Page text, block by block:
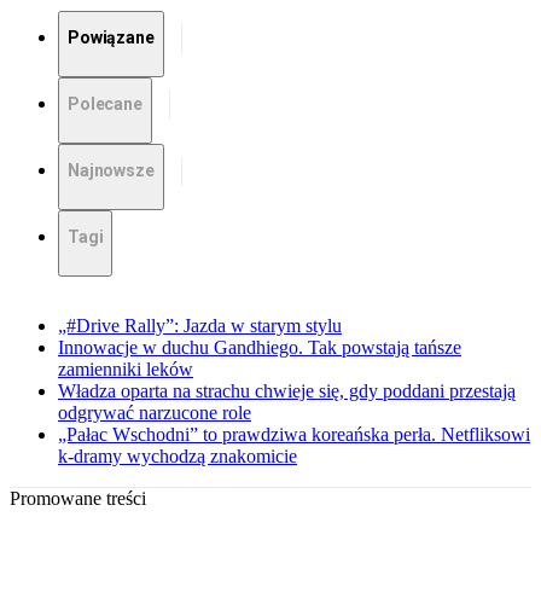
Powiązane
Polecane
Najnowsze
Tagi
„#Drive Rally”: Jazda w starym stylu
Innowacje w duchu Gandhiego. Tak powstają tańsze
zamienniki leków
Władza oparta na strachu chwieje się, gdy poddani przestają
odgrywać narzucone role
„Pałac Wschodni” to prawdziwa koreańska perła. Netfliksowi
k-dramy wychodzą znakomicie
Promowane treści